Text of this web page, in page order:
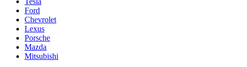
Ford
Chevrolet
Lexus
Porsche
Mazda
Mitsubishi